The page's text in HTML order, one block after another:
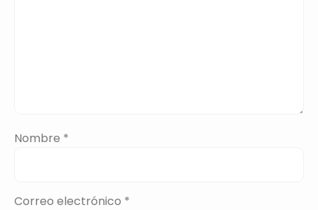
Nombre *
Correo electrónico *